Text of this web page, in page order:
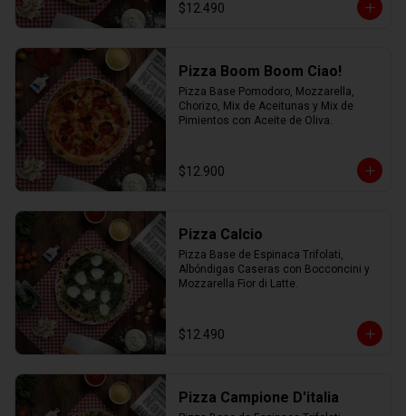
$12.490
Pizza Boom Boom Ciao!
Pizza Base Pomodoro, Mozzarella,
Chorizo, Mix de Aceitunas y Mix de
Pimientos con Aceite de Oliva.
$12.900
Pizza Calcio
Pizza Base de Espinaca Trifolati,
Albóndigas Caseras con Bocconcini y
Mozzarella Fior di Latte.
$12.490
Pizza Campione D'italia